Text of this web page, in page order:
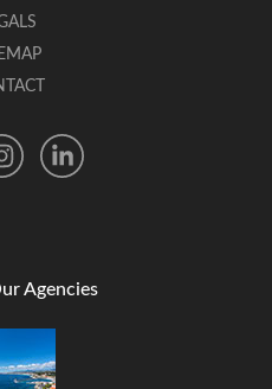
Agencies